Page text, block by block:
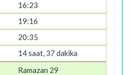
16:23
19:16
20:35
14 saat, 37 dakika
Ramazan 29